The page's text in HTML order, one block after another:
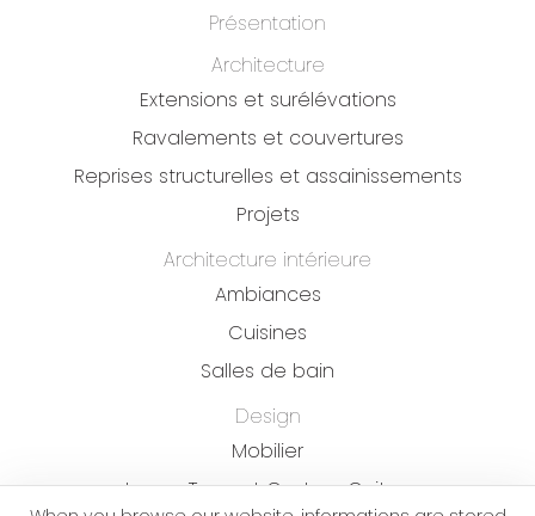
Présentation
Architecture
Extensions et surélévations
Ravalements et couvertures
Reprises structurelles et assainissements
Projets
Architecture intérieure
Ambiances
Cuisines
Salles de bain
Design
Mobilier
James Trussart Custom Guitars